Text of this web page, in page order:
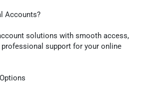
Accounts?
solutions with smooth access,
professional support for your online